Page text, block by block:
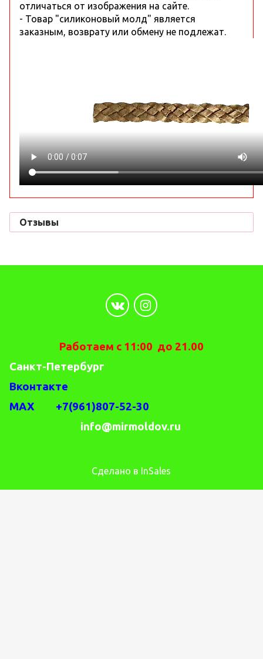
отличаться от изображения на сайте.
- Товар "силиконовый молд" является
заказным, возврату или обмену не подлежат.
Отзывы
Работаем с 11:00 до 21.00
Санкт-Петербург
Вконтакте
MAX +7(961)807-52-30
info@mirmoldov.ru
Сделано в InSales